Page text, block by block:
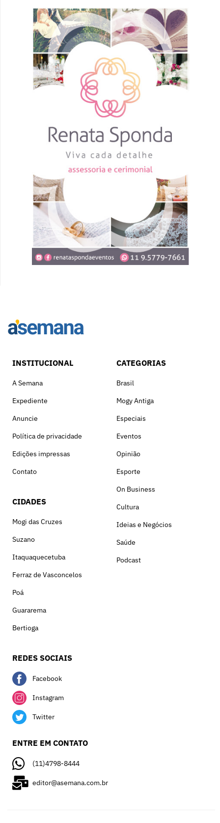
INSTITUCIONAL
A Semana
Expediente
Anuncie
Política de privacidade
Edições impressas
Contato
CIDADES
Mogi das Cruzes
Suzano
Itaquaquecetuba
Ferraz de Vasconcelos
Poá
Guararema
Bertioga
CATEGORIAS
Brasil
Mogy Antiga
Especiais
Eventos
Opinião
Esporte
On Business
Cultura
Ideias e Negócios
Saúde
Podcast
REDES SOCIAIS
Facebook
Instagram
Twitter
ENTRE EM CONTATO
(11)4798-8444
editor@asemana.com.br